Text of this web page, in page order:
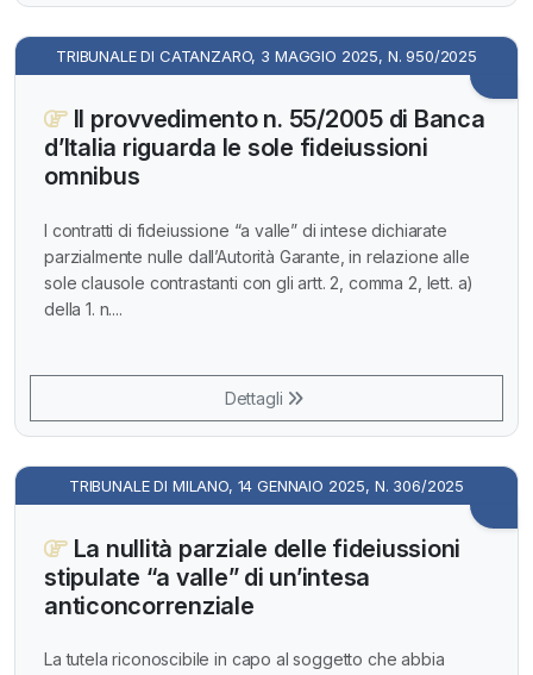
TRIBUNALE DI CATANZARO, 3 MAGGIO 2025, N. 950/2025
Il provvedimento n. 55/2005 di Banca
d’Italia riguarda le sole fideiussioni
omnibus
I contratti di fideiussione “a valle” di intese dichiarate
parzialmente nulle dall’Autorità Garante, in relazione alle
sole clausole contrastanti con gli artt. 2, comma 2, lett. a)
della 1. n....
Dettagli
TRIBUNALE DI MILANO, 14 GENNAIO 2025, N. 306/2025
La nullità parziale delle fideiussioni
stipulate “a valle” di un’intesa
anticoncorrenziale
La tutela riconoscibile in capo al soggetto che abbia